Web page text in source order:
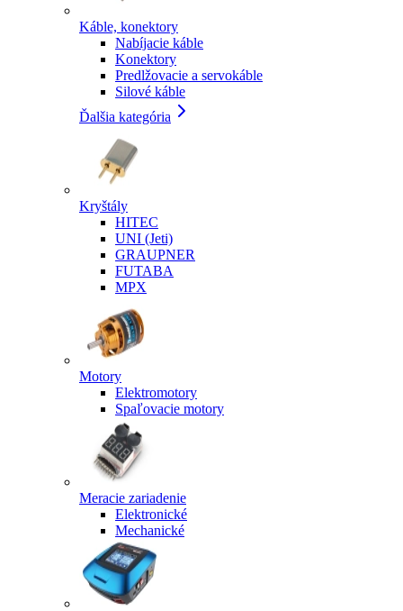
Káble, konektory
Nabíjacie káble
Konektory
Predlžovacie a servokáble
Silové káble
Ďalšia kategória
Kryštály
HITEC
UNI (Jeti)
GRAUPNER
FUTABA
MPX
Motory
Elektromotory
Spaľovacie motory
Meracie zariadenie
Elektronické
Mechanické